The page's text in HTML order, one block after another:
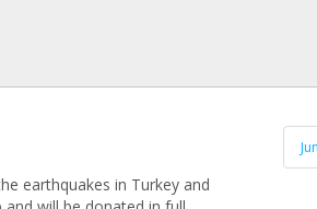
earthquakes in Turkey and